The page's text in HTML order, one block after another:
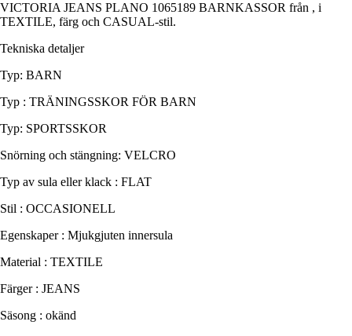
VICTORIA JEANS PLANO 1065189 BARNKASSOR från , i
TEXTILE, färg och CASUAL-stil.
Tekniska detaljer
Typ: BARN
Typ : TRÄNINGSSKOR FÖR BARN
Typ: SPORTSSKOR
Snörning och stängning: VELCRO
Typ av sula eller klack : FLAT
Stil : OCCASIONELL
Egenskaper : Mjukgjuten innersula
Material : TEXTILE
Färger : JEANS
Säsong : okänd